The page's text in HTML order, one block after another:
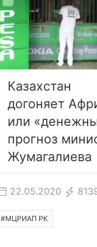
Казахстан
догоняет
или
прогноз
Жумагалиева
22.05.2020
#МЦРИАП РК